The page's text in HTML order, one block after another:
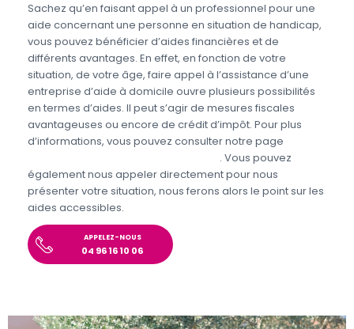
Sachez qu’en faisant appel à un professionnel pour une
aide concernant une personne en situation de handicap,
vous pouvez bénéficier d’aides financières et de
différents avantages. En effet, en fonction de votre
situation, de votre âge, faire appel à l’assistance d’une
entreprise d’aide à domicile ouvre plusieurs possibilités
en termes d’aides. Il peut s’agir de mesures fiscales
avantageuses ou encore de crédit d’impôt. Pour plus
d’informations, vous pouvez consulter notre page
. Vous pouvez
également nous appeler directement pour nous
présenter votre situation, nous ferons alors le point sur les
aides accessibles.
APPELEZ-NOUS
04 96 16 10 06